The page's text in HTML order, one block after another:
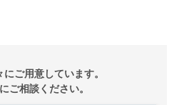
ご用意しています。
ご相談ください。